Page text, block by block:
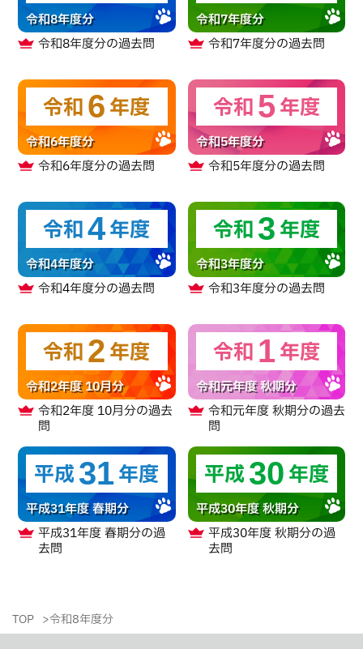
令和8年度分
令和8年度分の過去問
令和7年度分
令和7年度分の過去問
令和6年度
令和6年度分
令和6年度分の過去問
令和5年度
令和5年度分
令和5年度分の過去問
令和4年度
令和4年度分
令和4年度分の過去問
令和3年度
令和3年度分
令和3年度分の過去問
令和2年度
令和2年度 10月分
令和2年度 10月分の過去
問
令和 1年度
令和元年度 秋期分
令和元年度 秋期分の過去
問
平成31年度
平成31年度 春期分
平成31年度 春期分の過
去問
平成30年度
平成30年度 秋期分
平成30年度 秋期分の過
去問
TOP 令和8年度分